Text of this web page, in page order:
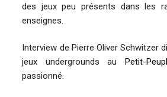
des jeux peu présents dans les
enseignes.
Interview de Pierre Oliver Schwitzer
jeux undergrounds au
Petit-
passionné.